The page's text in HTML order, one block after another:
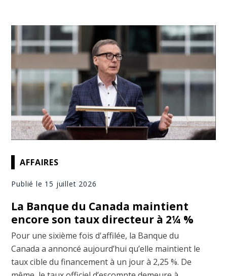
AFFAIRES
Publié le 15 juillet 2026
La Banque du Canada maintient
encore son taux directeur à 2¼ %
Pour une sixième fois d'affilée, la Banque du
Canada a annoncé aujourd’hui qu’elle maintient le
taux cible du financement à un jour à 2,25 %. De